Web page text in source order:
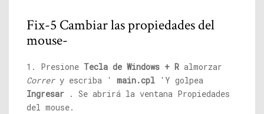
Fix-5 Cambiar las propiedades del
mouse-
1. Presione Tecla de Windows + R almorzar
Correry escriba ' main.cpl 'Y golpea
Ingresar . Se abrirá la ventana Propiedades
del mouse.